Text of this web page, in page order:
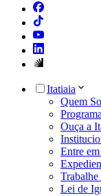
Itatiaia
Quem
Ouça a
Entre
Lei de